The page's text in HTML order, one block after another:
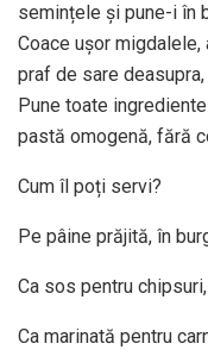
semințele și pune-i în
Coace ușor migdalele,
praf de sare deasupra,
Pune toate
pastă omogenă, fără
Cum îl poți servi?
Pe pâine prăjită, în
Ca sos pentru
Ca marinată pentru